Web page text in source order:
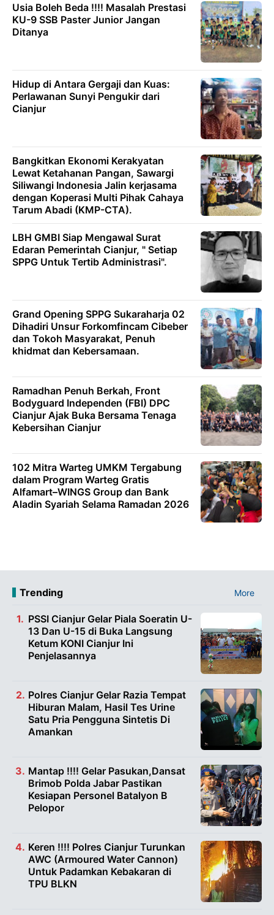
Usia Boleh Beda !!!! Masalah Prestasi
KU-9 SSB Paster Junior Jangan
Ditanya
Hidup di Antara Gergaji dan Kuas:
Perlawanan Sunyi Pengukir dari
Cianjur
Bangkitkan Ekonomi Kerakyatan
Lewat Ketahanan Pangan, Sawargi
Siliwangi Indonesia Jalin kerjasama
dengan Koperasi Multi Pihak Cahaya
Tarum Abadi (KMP-CTA).
LBH GMBI Siap Mengawal Surat
Edaran Pemerintah Cianjur, " Setiap
SPPG Untuk Tertib Administrasi".
Grand Opening SPPG Sukaraharja 02
Dihadiri Unsur Forkomfincam Cibeber
dan Tokoh Masyarakat, Penuh
khidmat dan Kebersamaan.
Ramadhan Penuh Berkah, Front
Bodyguard Independen (FBI) DPC
Cianjur Ajak Buka Bersama Tenaga
Kebersihan Cianjur
102 Mitra Warteg UMKM Tergabung
dalam Program Warteg Gratis
Alfamart–WINGS Group dan Bank
Aladin Syariah Selama Ramadan 2026
Trending More
PSSI Cianjur Gelar Piala Soeratin U-
13 Dan U-15 di Buka Langsung
Ketum KONI Cianjur Ini
Penjelasannya
Polres Cianjur Gelar Razia Tempat
Hiburan Malam, Hasil Tes Urine
Satu Pria Pengguna Sintetis Di
Amankan
Mantap !!!! Gelar Pasukan,Dansat
Brimob Polda Jabar Pastikan
Kesiapan Personel Batalyon B
Pelopor
Keren !!!! Polres Cianjur Turunkan
AWC (Armoured Water Cannon)
Untuk Padamkan Kebakaran di
TPU BLKN